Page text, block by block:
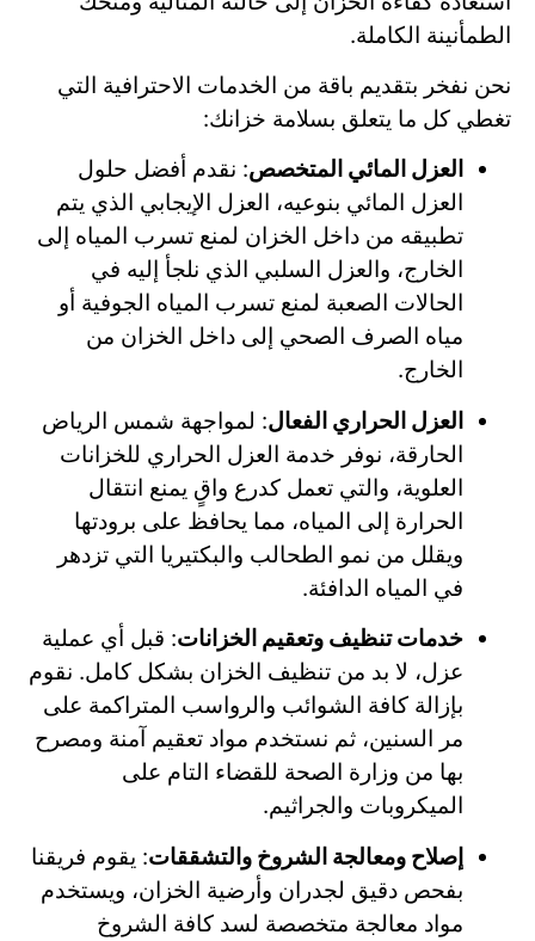
الطمأنينة الكاملة.
نحن نفخر بتقديم باقة من الخدمات الاحترافية التي
تغطي كل ما يتعلق بسلامة خزانك:
العزل المائي المتخصص: نقدم أفضل حلول
العزل المائي بنوعيه، العزل الإيجابي الذي يتم
تطبيقه من داخل الخزان لمنع تسرب المياه إلى
الخارج، والعزل السلبي الذي نلجأ إليه في
الحالات الصعبة لمنع تسرب المياه الجوفية أو
مياه الصرف الصحي إلى داخل الخزان من
الخارج.
العزل الحراري الفعال: لمواجهة شمس الرياض
الحارقة، نوفر خدمة العزل الحراري للخزانات
العلوية، والتي تعمل كدرع واقٍ يمنع انتقال
الحرارة إلى المياه، مما يحافظ على برودتها
ويقلل من نمو الطحالب والبكتيريا التي تزدهر
في المياه الدافئة.
خدمات تنظيف وتعقيم الخزانات: قبل أي عملية
عزل، لا بد من تنظيف الخزان بشكل كامل. نقوم
بإزالة كافة الشوائب والرواسب المتراكمة على
مر السنين، ثم نستخدم مواد تعقيم آمنة ومصرح
بها من وزارة الصحة للقضاء التام على
الميكروبات والجراثيم.
إصلاح ومعالجة الشروخ والتشققات: يقوم فريقنا
بفحص دقيق لجدران وأرضية الخزان، ويستخدم
مواد معالجة متخصصة لسد كافة الشروخ